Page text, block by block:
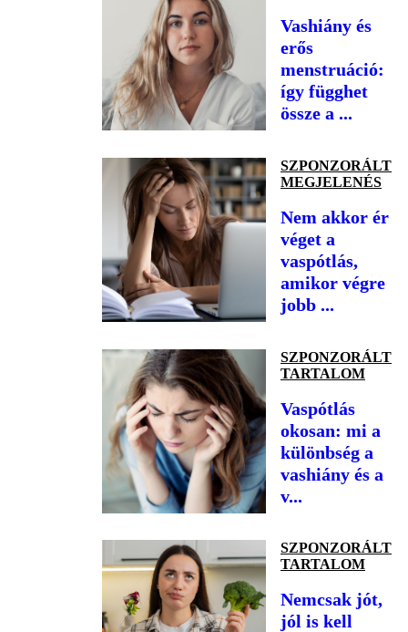
Vashiány és
erős
menstruáció:
így függhet
össze a ...
SZPONZORÁLT
MEGJELENÉS
Nem akkor ér
véget a
vaspótlás,
amikor végre
jobb ...
SZPONZORÁLT
TARTALOM
Vaspótlás
okosan: mi a
különbség a
vashiány és a
v...
SZPONZORÁLT
TARTALOM
Nemcsak jót,
jól is kell